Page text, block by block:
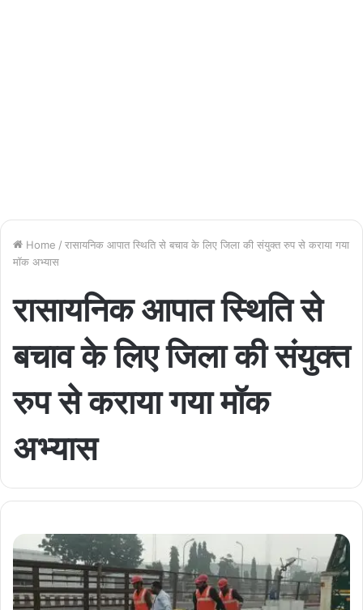
Home / रासायनिक आपात स्थिति से बचाव के लिए जिला की संयुक्त रुप से कराया गया
मॉक अभ्यास
रासायनिक आपात स्थिति से
बचाव के लिए जिला की संयुक्त
रुप से कराया गया मॉक
अभ्यास